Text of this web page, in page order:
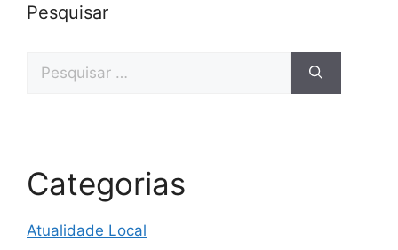
Pesquisar
por:
Categorias
Atualidade Local